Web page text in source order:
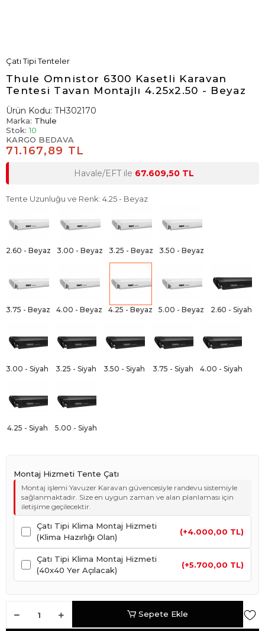
Çatı Tipi Tenteler
Thule Omnistor 6300 Kasetli Karavan
Tentesi Tavan Montajlı 4.25x2.50 - Beyaz
Ürün Kodu: TH302170
Marka: Thule
Stok: 10
KARGO BEDAVA
71.167,89 TL
Havale/EFT ile 67.609,50 TL
Tente Uzunluğu ve Renk: 4.25 - Beyaz
2.60 - Beyaz 3.00 - Beyaz 3.25 - Beyaz 3.50 - Beyaz
3.75 - Beyaz 4.00 - Beyaz 4.25 - Beyaz 5.00 - Beyaz 2.60 - Siyah
3.00 - Siyah 3.25 - Siyah 3.50 - Siyah 3.75 - Siyah 4.00 - Siyah
4.25 - Siyah 5.00 - Siyah
Montaj Hizmeti Tente Çatı
Montaj işlemi Yavuzer Karavan güvencesiyle randevu sistemiyle
sağlanmaktadır. Size en uygun zaman ve alan planlaması için
iletişime geçilecektir.
Çatı Tipi Klima Montaj Hizmeti
(Klima Hazırlığı Olan)
(+4.000,00 TL)
Çatı Tipi Klima Montaj Hizmeti
(40x40 Yer Açılacak)
(+5.700,00 TL)
Sepete Ekle